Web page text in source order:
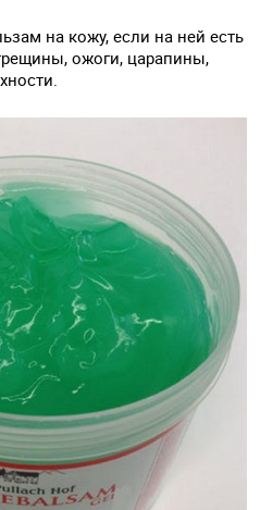
на кожу, если на ней есть
ожоги, царапины,